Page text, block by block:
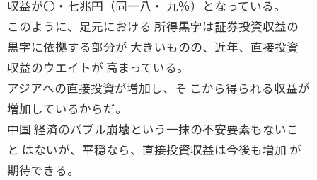
収益が〇・七兆円（同一八・ 九％）となっている。
このように、足元における 所得黒字は証券投資収益の
黒字に依拠する部分が 大きいものの、近年、直接投資
収益のウエイトが 高まっている。
アジアへの直接投資が増加し、そ こから得られる収益が
増加しているからだ。
中国 経済のバブル崩壊という一抹の不安要素もないこ
と はないが、平穏なら、直接投資収益は今後も増加 が
期待できる。